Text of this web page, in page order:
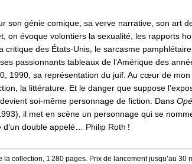
son génie comique, sa verve narrative, son art
on évoque volontiers la sexualité, les rapports
critique des États-Unis, le sarcasme pamphlétaire
passionnants tableaux de l’Amérique des
1990, sa représentation du juif. Au cœur de
la littérature. Et le danger que suppose
soi-même personnage de fiction. Dans
il met en scène un personnage qui se
d’un double appelé… Philip Roth !
la collection, 1 280 pages. Prix de lancement jusqu’au 30